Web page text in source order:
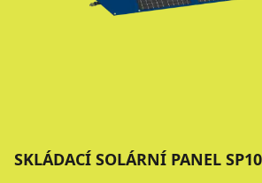
SKLÁDACÍ SOLÁRNÍ PANEL